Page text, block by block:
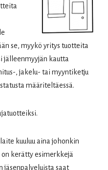
se, myykö yritys tuotteita
jälleenmyyjän kautta
, jakelu- tai myyntiketju
määriteltäessä.
kuuluu aina johonkin
kerätty esimerkkejä
jäsenpalveluista saat